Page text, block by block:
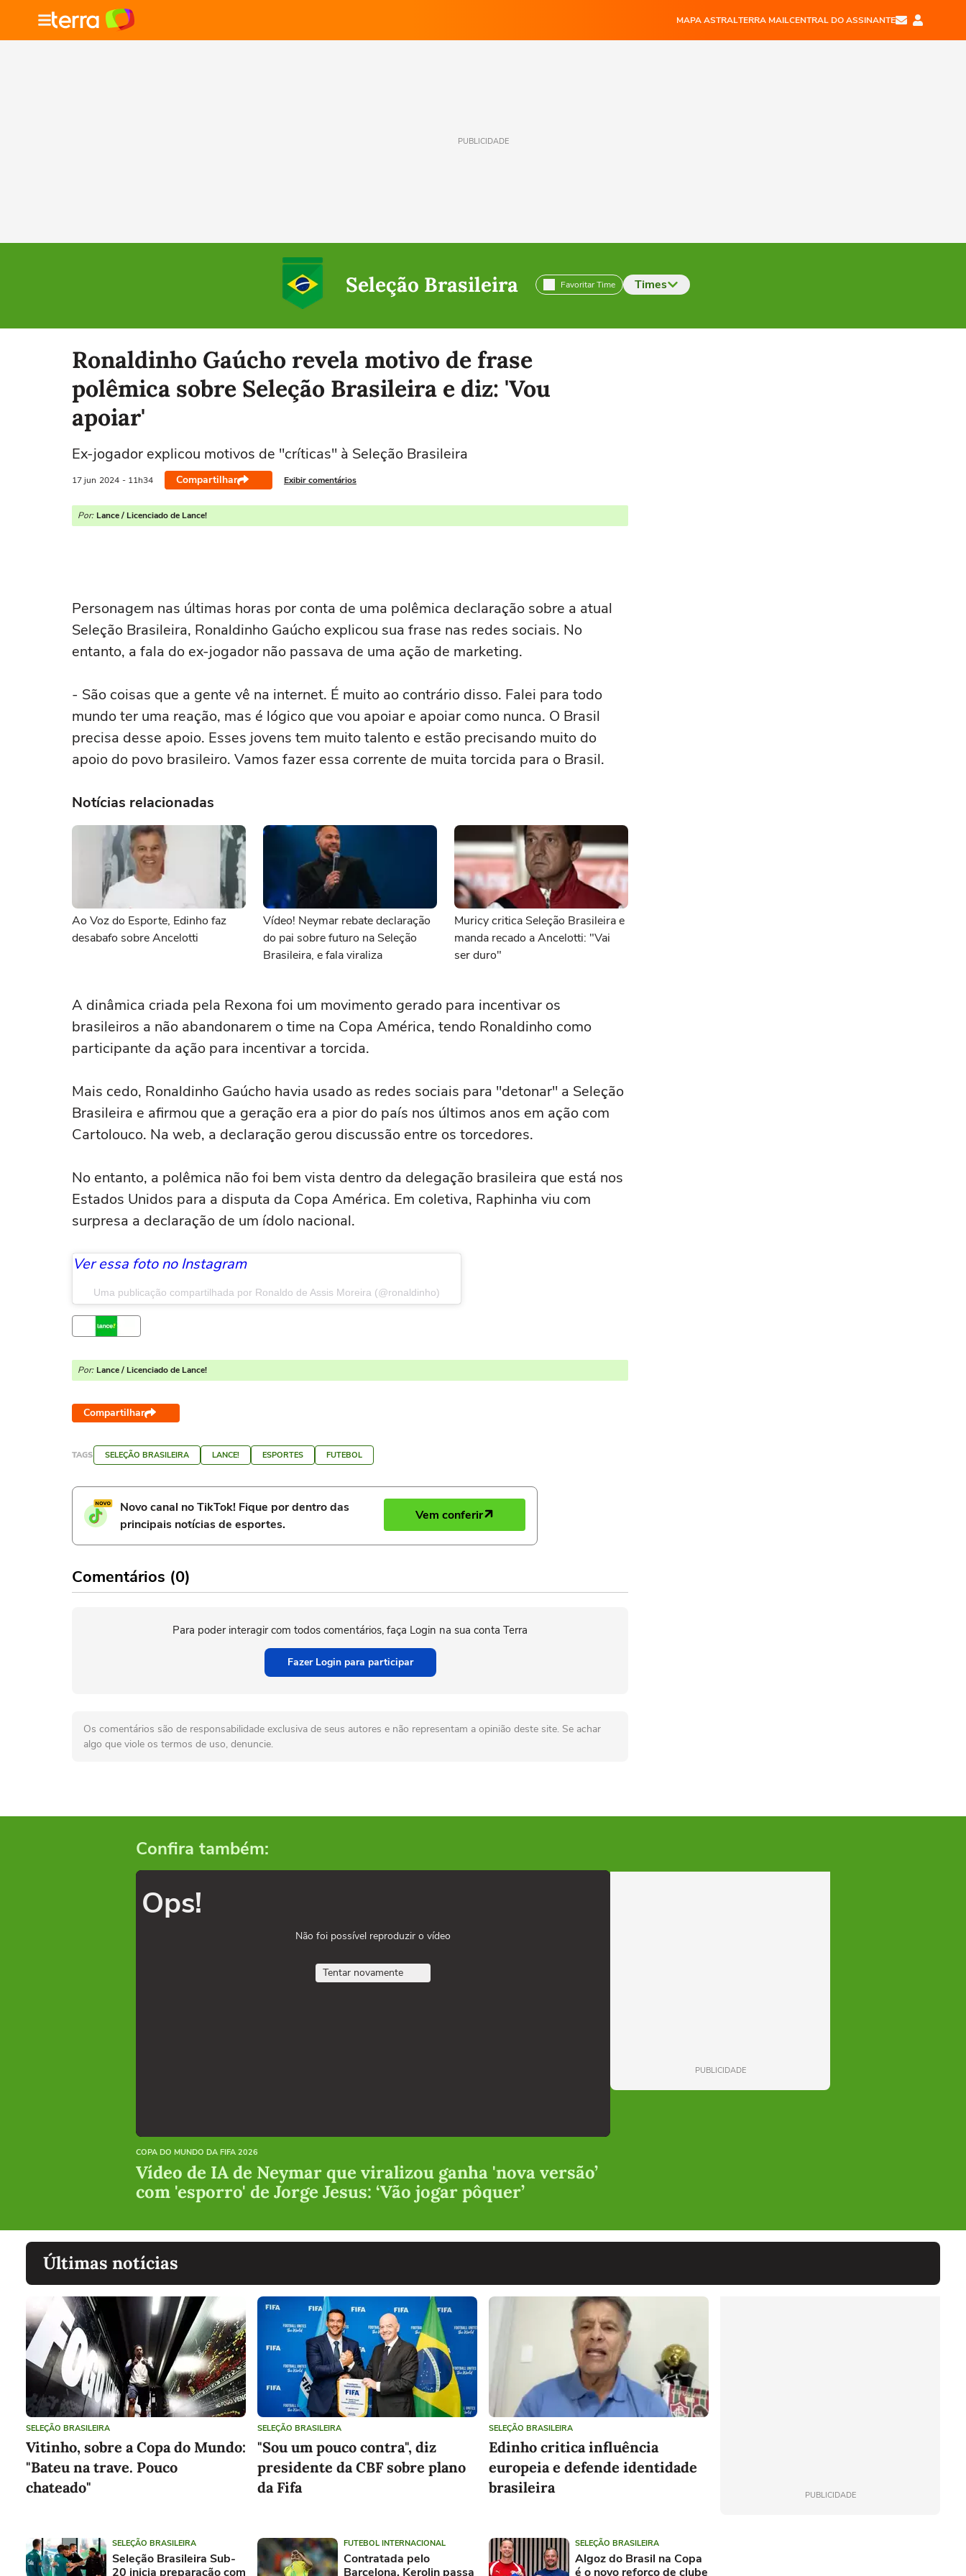
MAPA ASTRALTERRA MAILCENTRAL DO ASSINANTE
PUBLICIDADE
Seleção Brasileira Favoritar Time Times
Selecione o time para ver as notícias
Ronaldinho Gaúcho revela motivo de frase
polêmica sobre Seleção Brasileira e diz: 'Vou
apoiar'
Ex-jogador explicou motivos de "críticas" à Seleção Brasileira
17 jun 2024 - 11h34 Compartilhar Exibir comentários
Por: Lance / Licenciado de Lance!
Personagem nas últimas horas por conta de uma polêmica declaração sobre a atual
Seleção Brasileira, Ronaldinho Gaúcho explicou sua frase nas redes sociais. No
entanto, a fala do ex-jogador não passava de uma ação de marketing.
- São coisas que a gente vê na internet. É muito ao contrário disso. Falei para todo
mundo ter uma reação, mas é lógico que vou apoiar e apoiar como nunca. O Brasil
precisa desse apoio. Esses jovens tem muito talento e estão precisando muito do
apoio do povo brasileiro. Vamos fazer essa corrente de muita torcida para o Brasil.
Notícias relacionadas
Ao Voz do Esporte, Edinho faz
desabafo sobre Ancelotti
Vídeo! Neymar rebate declaração
do pai sobre futuro na Seleção
Brasileira, e fala viraliza
Muricy critica Seleção Brasileira e
manda recado a Ancelotti: "Vai
ser duro"
A dinâmica criada pela Rexona foi um movimento gerado para incentivar os
brasileiros a não abandonarem o time na Copa América, tendo Ronaldinho como
participante da ação para incentivar a torcida.
Mais cedo, Ronaldinho Gaúcho havia usado as redes sociais para "detonar" a Seleção
Brasileira e afirmou que a geração era a pior do país nos últimos anos em ação com
Cartolouco. Na web, a declaração gerou discussão entre os torcedores.
No entanto, a polêmica não foi bem vista dentro da delegação brasileira que está nos
Estados Unidos para a disputa da Copa América. Em coletiva, Raphinha viu com
surpresa a declaração de um ídolo nacional.
Ver essa foto no Instagram
Uma publicação compartilhada por Ronaldo de Assis Moreira (@ronaldinho)
Por: Lance / Licenciado de Lance!
Compartilhar
TAGS SELEÇÃO BRASILEIRA LANCE! ESPORTES FUTEBOL
Novo canal no TikTok! Fique por dentro das
principais notícias de esportes.
Vem conferir
Comentários (0)
Para poder interagir com todos comentários, faça Login na sua conta Terra
Fazer Login para participar
Os comentários são de responsabilidade exclusiva de seus autores e não representam a opinião deste site. Se achar
algo que viole os termos de uso, denuncie.
Confira também:
Ops!
Não foi possível reproduzir o vídeo
Tentar novamente
COPA DO MUNDO DA FIFA 2026
Vídeo de IA de Neymar que viralizou ganha 'nova versão’
com 'esporro' de Jorge Jesus: ‘Vão jogar pôquer’
PUBLICIDADE
Últimas notícias
SELEÇÃO BRASILEIRA
Vitinho, sobre a Copa do Mundo:
"Bateu na trave. Pouco
chateado"
SELEÇÃO BRASILEIRA
"Sou um pouco contra", diz
presidente da CBF sobre plano
da Fifa
SELEÇÃO BRASILEIRA
Edinho critica influência
europeia e defende identidade
brasileira
SELEÇÃO BRASILEIRA
Seleção Brasileira Sub-
20 inicia preparação com
FUTEBOL INTERNACIONAL
Contratada pelo
Barcelona, Kerolin passa
SELEÇÃO BRASILEIRA
Algoz do Brasil na Copa
é o novo reforço de clube
PUBLICIDADE